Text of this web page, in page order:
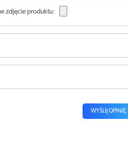
zdjęcie produktu:
WYŚLIJ OPINIĘ